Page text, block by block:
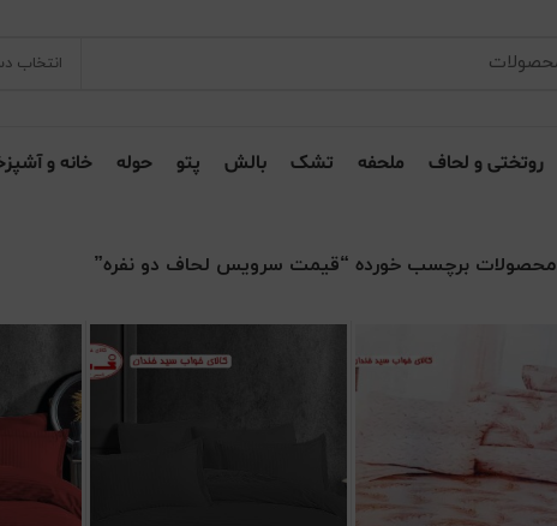
انتخاب
روتختی و لحاف ملحفه تشک بالش پتو حوله خانه و
محصولات برچسب خورده “قیمت سرویس لحاف دو نفره”